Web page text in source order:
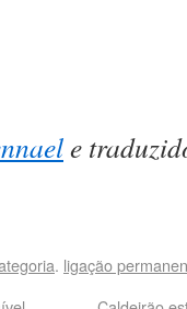
e
. ligação